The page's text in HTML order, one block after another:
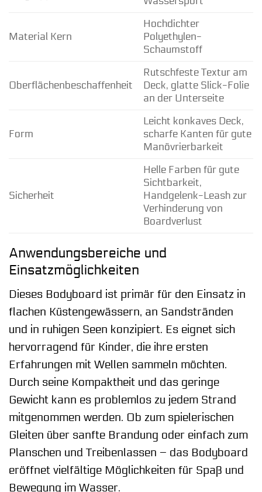
Material Kern
Hochdichter
Polyethylen-
Schaumstoff
Oberflächenbeschaffenheit
Rutschfeste Textur am
Deck, glatte Slick-Folie
an der Unterseite
Form
Leicht konkaves Deck,
scharfe Kanten für gute
Manövrierbarkeit
Sicherheit
Helle Farben für gute
Sichtbarkeit,
Handgelenk-Leash zur
Verhinderung von
Boardverlust
Anwendungsbereiche und
Einsatzmöglichkeiten
Dieses Bodyboard ist primär für den Einsatz in
flachen Küstengewässern, an Sandstränden
und in ruhigen Seen konzipiert. Es eignet sich
hervorragend für Kinder, die ihre ersten
Erfahrungen mit Wellen sammeln möchten.
Durch seine Kompaktheit und das geringe
Gewicht kann es problemlos zu jedem Strand
mitgenommen werden. Ob zum spielerischen
Gleiten über sanfte Brandung oder einfach zum
Planschen und Treibenlassen – das Bodyboard
eröffnet vielfältige Möglichkeiten für Spaß und
Bewegung im Wasser.